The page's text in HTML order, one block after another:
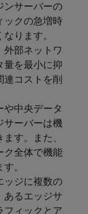
ンサーバーの
ックの急増時
ります。
外部ネットワ
量を最小に抑
連コストを削
や中央データ
サーバーは機
す。また、
ク全体で機能
。
ッジに複数の
あるエッジサ
フィックとア